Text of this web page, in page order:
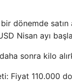
dönemde
Nisan ayı
sonra kilo
Fiyat 110.000